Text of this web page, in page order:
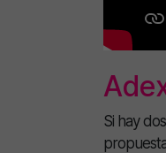
Si hay